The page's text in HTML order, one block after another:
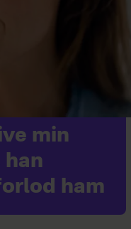
min
han
ham